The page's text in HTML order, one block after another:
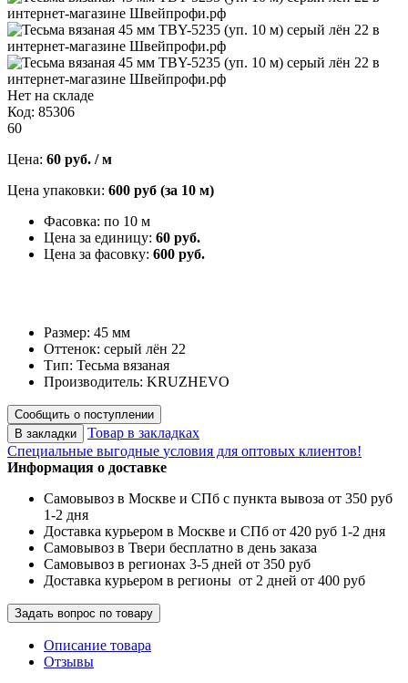
Нет на складе
Код: 85306
60
Цена: 60 руб. / м
Цена упаковки: 600 руб (за 10 м)
Фасовка: по 10 м
Цена за единицу: 60 руб.
Цена за фасовку: 600 руб.
Размер: 45 мм
Оттенок: серый лён 22
Тип: Тесьма вязаная
Производитель: KRUZHEVO
Сообщить о поступлении
В закладки
Товар в закладках
Специальные выгодные условия для оптовых клиентов!
Информация о доставке
Самовывоз в Москве и СПб с пункта вывоза от 350 руб
1-2 дня
Доставка курьером в Москве и СПб от 420 руб 1-2 дня
Самовывоз в Твери бесплатно в день заказа
Самовывоз в регионах 3-5 дней от 350 руб
Доставка курьером в регионы от 2 дней от 400 руб
Задать вопрос по товару
Описание товара
Отзывы